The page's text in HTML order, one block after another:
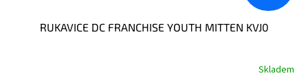
RUKAVICE DC FRANCHISE YOUTH MITTEN KVJ0
Skladem